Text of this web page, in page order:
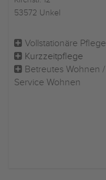
53572 Unkel
Vollstationäre Pflege
Kurzzeitpflege
Betreutes Wohnen /
Service Wohnen